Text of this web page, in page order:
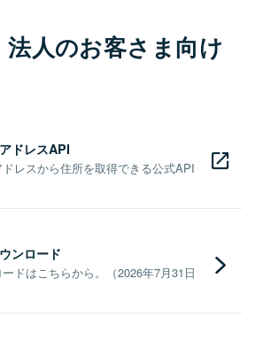
法人のお客さま向け
ドレスAPI
レスから住所を取得できる公式API
ンロード
ドはこちらから。（2026年7月31日